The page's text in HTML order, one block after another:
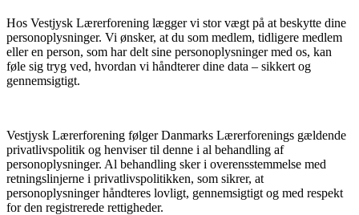
Hos Vestjysk Lærerforening lægger vi stor vægt på at beskytte dine
personoplysninger. Vi ønsker, at du som medlem, tidligere medlem
eller en person, som har delt sine personoplysninger med os, kan
føle sig tryg ved, hvordan vi håndterer dine data – sikkert og
gennemsigtigt.
Vestjysk Lærerforening følger Danmarks Lærerforenings gældende
privatlivspolitik og henviser til denne i al behandling af
personoplysninger. Al behandling sker i overensstemmelse med
retningslinjerne i privatlivspolitikken, som sikrer, at
personoplysninger håndteres lovligt, gennemsigtigt og med respekt
for den registrerede rettigheder.